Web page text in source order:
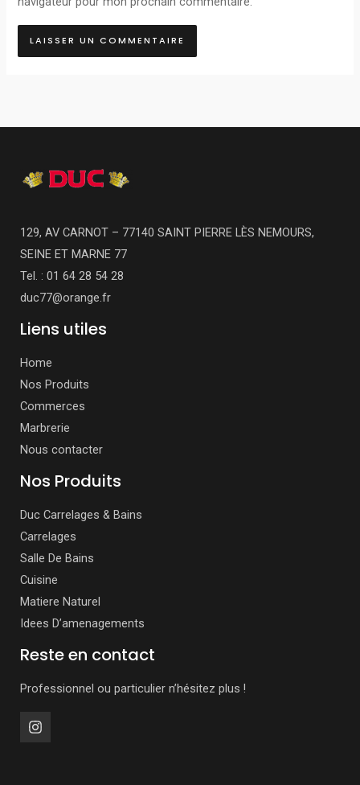
129, AV CARNOT – 77140 SAINT PIERRE LÈS NEMOURS,
SEINE ET MARNE 77
Tel. : 01 64 28 54 28
duc77@orange.fr
Liens utiles
Home
Nos Produits
Commerces
Marbrerie
Nous contacter
Nos Produits
Duc Carrelages & Bains
Carrelages
Salle De Bains
Cuisine
Matiere Naturel
Idees D’amenagements
Reste en contact
Professionnel ou particulier n’hésitez plus !